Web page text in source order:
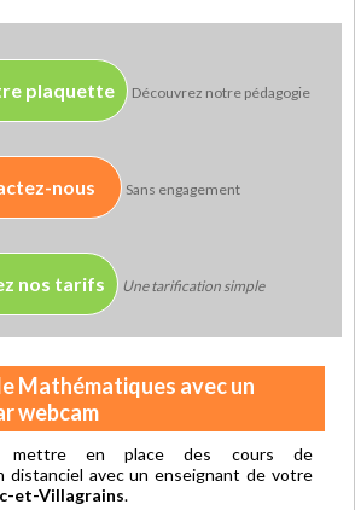
plaquette Découvrez notre pédagogie
nous Sans engagement
nos tarifs Une tarification simple
Mathématiques avec un
webcam
mettre en place des cours de
distanciel avec un enseignant de votre
et-Villagrains.